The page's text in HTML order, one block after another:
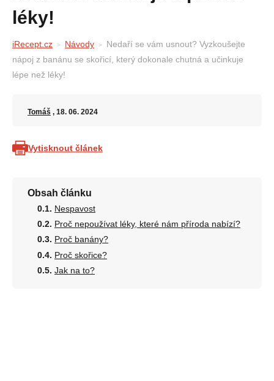
léky!
iRecept.cz Návody
Nedaří se vám usnout? Vyzkoušejte
nápoj z banánu se skořicí, který dokonale chutná a učinkuje
lépe než léky!
Tomáš , 18. 06. 2024
Vytisknout článek
Obsah článku
Nespavost
Proč nepoužívat léky, které nám příroda nabízí?
Proč banány?
Proč skořice?
Jak na to?